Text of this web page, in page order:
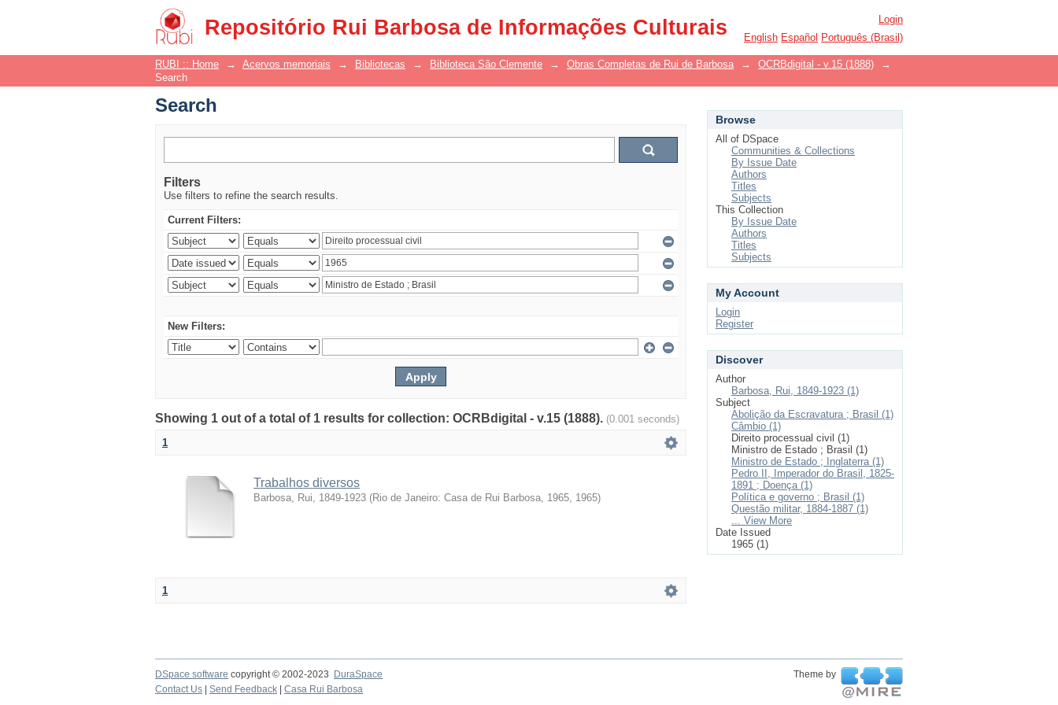
Repositório Rui Barbosa de Informações Culturais
Search
Login
English Español Português (Brasil)
RUBI :: Home → Acervos memoriais → Bibliotecas → Biblioteca São Clemente → Obras Completas de Rui de Barbosa → OCRBdigital - v.15 (1888)
→
Search
Search
Filters
Use filters to refine the search results.
Current Filters:
New Filters:
Showing 1 out of a total of 1 results for collection: OCRBdigital - v.15 (1888). (0.001 seconds)
1
Trabalhos diversos
Barbosa, Rui, 1849-1923 (Rio de Janeiro: Casa de Rui Barbosa, 1965, 1965)
1
Browse
All of DSpace
Communities & Collections
By Issue Date
Authors
Titles
Subjects
This Collection
By Issue Date
Authors
Titles
Subjects
My Account
Login
Register
Discover
Author
Barbosa, Rui, 1849-1923 (1)
Subject
Abolição da Escravatura ; Brasil (1)
Câmbio (1)
Direito processual civil (1)
Ministro de Estado ; Brasil (1)
Ministro de Estado ; Inglaterra (1)
Pedro II, Imperador do Brasil, 1825-
1891 ; Doença (1)
Política e governo ; Brasil (1)
Questão militar, 1884-1887 (1)
... View More
Date Issued
1965 (1)
DSpace software copyright © 2002-2023 DuraSpace
Theme by
Contact Us
Send Feedback Casa Rui Barbosa